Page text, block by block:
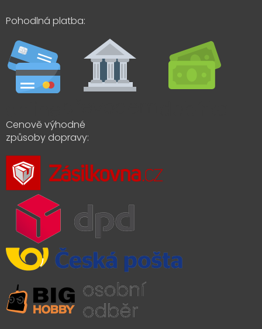
Pohodlná platba:
Cenově výhodné
způsoby dopravy: